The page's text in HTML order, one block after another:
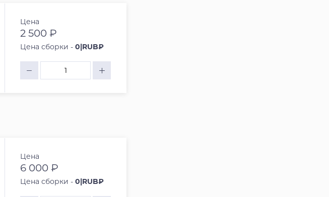
Цена
2 500 ₽
Цена сборки -0|RUB₽
Цена
6 000 ₽
Цена сборки -0|RUB₽